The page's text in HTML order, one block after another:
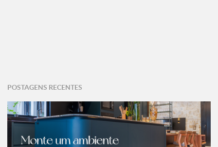
POSTAGENS RECENTES